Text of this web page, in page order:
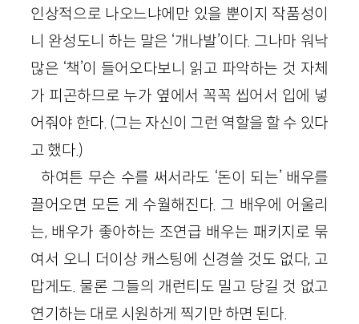
인상적으로 나오느냐에만 있을 뿐이지 작품성이
니 완성도니 하는 말은 ‘개나발’이다. 그나마 워낙
많은 ‘책’이 들어오다보니 읽고 파악하는 것 자체
가 피곤하므로 누가 옆에서 꼭꼭 씹어서 입에 넣
어줘야 한다. (그는 자신이 그런 역할을 할 수 있다
고 했다.)
하여튼 무슨 수를 써서라도 ‘돈이 되는’ 배우를
끌어오면 모든 게 수월해진다. 그 배우에 어울리
는, 배우가 좋아하는 조연급 배우는 패키지로 묶
여서 오니 더이상 캐스팅에 신경쓸 것도 없다, 고
맙게도. 물론 그들의 개런티도 밀고 당길 것 없고
연기하는 대로 시원하게 찍기만 하면 된다.